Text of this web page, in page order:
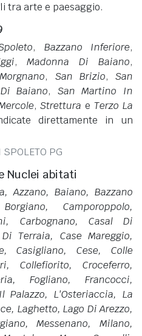
tra arte e paesaggio.
, Bazzano Inferiore,
,Madonna Di Baiano,
Morgnano, San Brizio,San
Baiano, San Martino In
,Strettura eTerzo La
direttamente in un
PG
Nuclei abitati
Azzano, Baiano, Bazzano
Camporoppolo,
Carbognano, Casal Di
Terraia, Case Mareggio,
Casigliano, Cese, Colle
Collefiorito, Croceferro,
Fogliano, Francocci,
Palazzo, L'Osteriaccia, La
Laghetto, Lago Di Arezzo,
Messenano, Milano,